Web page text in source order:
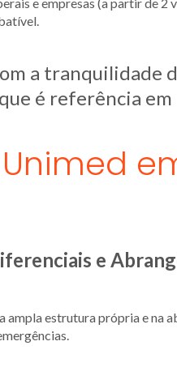
a tranquilidade
é referência em
e
ampla estrutura própria e na